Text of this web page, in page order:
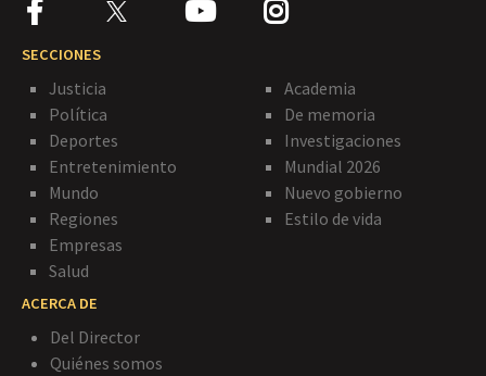
SECCIONES
Justicia
Política
Deportes
Entretenimiento
Mundo
Regiones
Empresas
Salud
Academia
De memoria
Investigaciones
Mundial 2026
Nuevo gobierno
Estilo de vida
ACERCA DE
Del Director
Quiénes somos